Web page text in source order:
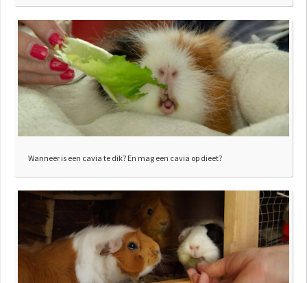
Wanneer is een cavia te dik? En mag een cavia op dieet?